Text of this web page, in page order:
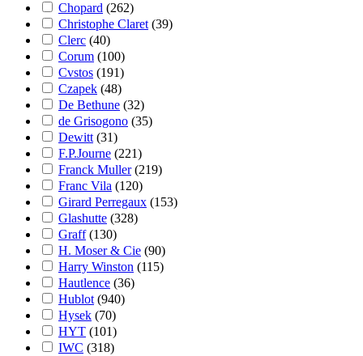
Chopard (262)
Christophe Claret (39)
Clerc (40)
Corum (100)
Cvstos (191)
Czapek (48)
De Bethune (32)
de Grisogono (35)
Dewitt (31)
F.P.Journe (221)
Franck Muller (219)
Franc Vila (120)
Girard Perregaux (153)
Glashutte (328)
Graff (130)
H. Moser & Cie (90)
Harry Winston (115)
Hautlence (36)
Hublot (940)
Hysek (70)
HYT (101)
IWC (318)